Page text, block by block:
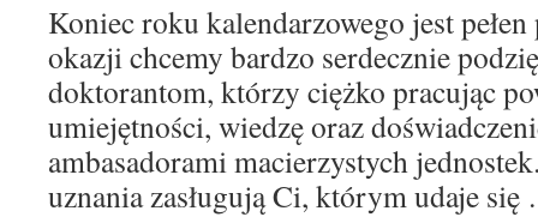
Koniec roku kalendarzowego jest
okazji chcemy bardzo serdecznie
doktorantom, którzy ciężko pracując
umiejętności, wiedzę oraz
ambasadorami macierzystych
uznania zasługują Ci, którym udaje